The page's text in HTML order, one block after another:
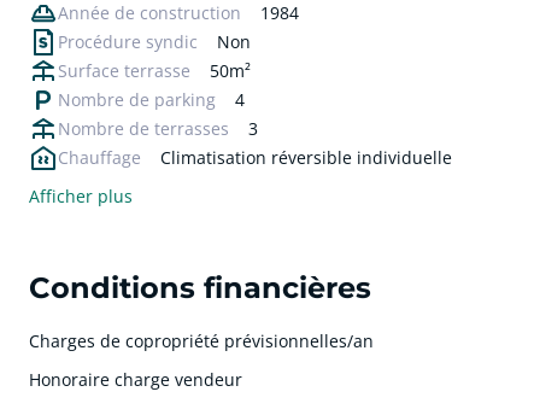
Année de construction
1984
Procédure syndic
Non
Surface terrasse
50m²
Nombre de parking
4
Nombre de terrasses
3
Chauffage
Climatisation réversible individuelle
Afficher plus
Conditions financières
Charges de copropriété prévisionnelles/an
Honoraire charge vendeur